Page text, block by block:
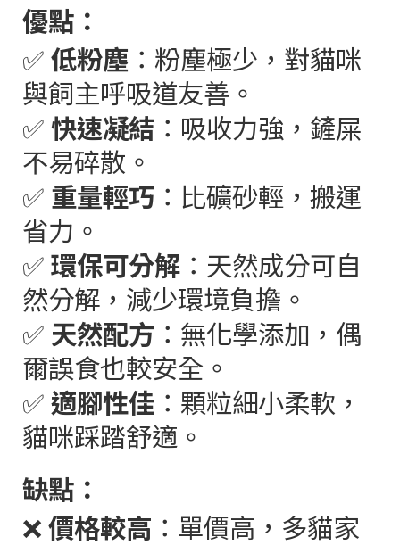
優點：
✅低粉塵 ：粉塵極少，對貓咪
與飼主呼吸道友善。
✅快速凝結 ：吸收力強，鏟屎
不易碎散。
✅ 重量輕巧 ：比礦砂輕，搬運
省力。
✅環保可分解 ：天然成分可自
然分解，減少環境負擔。
✅ 天然配方 ：無化學添加，偶
爾誤食也較安全。
✅適腳性佳 ：顆粒細小柔軟，
貓咪踩踏舒適。
缺點：
❌價格較高 ：單價高，多貓家